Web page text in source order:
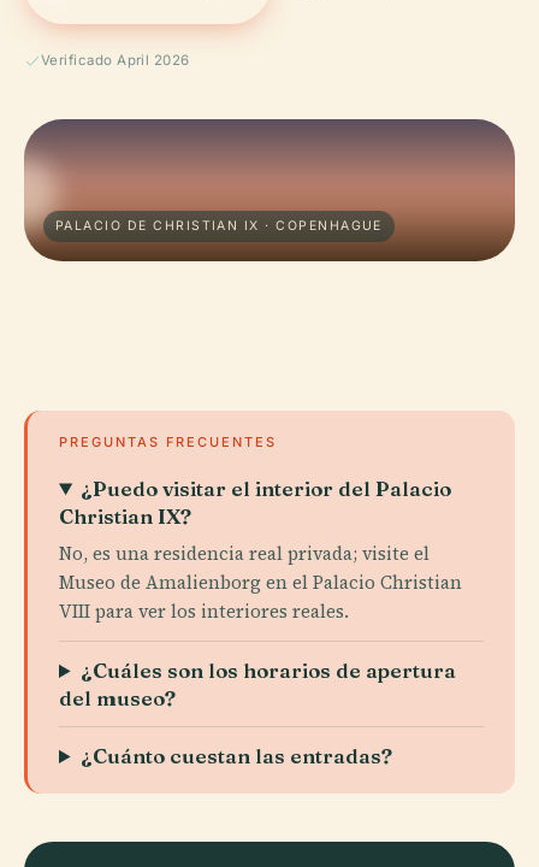
Verificado April 2026
PALACIO DE CHRISTIAN IX · COPENHAGUE
PREGUNTAS FRECUENTES
¿Puedo visitar el interior del Palacio
Christian IX?
No, es una residencia real privada; visite el
Museo de Amalienborg en el Palacio Christian
VIII para ver los interiores reales.
¿Cuáles son los horarios de apertura
del museo?
¿Cuánto cuestan las entradas?